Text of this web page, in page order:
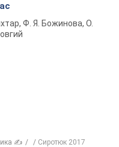
Ф. Я. Божинова, О.
✍ Сиротюк 2017